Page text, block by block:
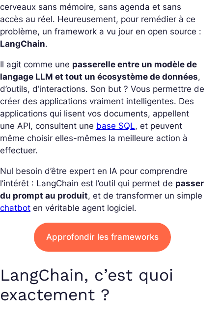
cerveaux sans mémoire, sans agenda et sans
accès au réel. Heureusement, pour remédier à ce
problème, un framework a vu jour en open source :
LangChain.
Il agit comme une passerelle entre un modèle de
langage LLM et tout un écosystème de données,
d’outils, d’interactions. Son but ? Vous permettre de
créer des applications vraiment intelligentes. Des
applications qui lisent vos documents, appellent
une API, consultent une base SQL, et peuvent
même choisir elles-mêmes la meilleure action à
effectuer.
Nul besoin d’être expert en IA pour comprendre
l’intérêt : LangChain est l’outil qui permet de passer
du prompt au produit, et de transformer un simple
chatbot en véritable agent logiciel.
Approfondir les frameworks
LangChain, c’est quoi
exactement ?